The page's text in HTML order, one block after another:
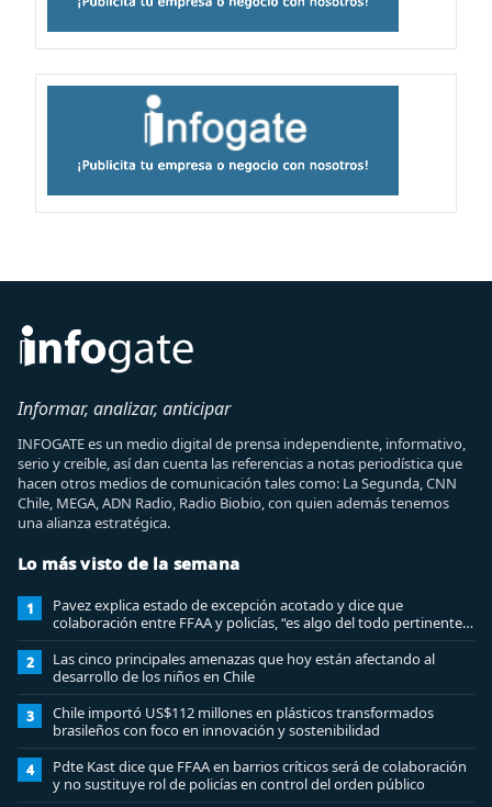
Informar, analizar, anticipar
INFOGATE es un medio digital de prensa independiente, informativo,
serio y creíble, así dan cuenta las referencias a notas periodística que
hacen otros medios de comunicación tales como: La Segunda, CNN
Chile, MEGA, ADN Radio, Radio Biobio, con quien además tenemos
una alianza estratégica.
Lo más visto de la semana
1
Pavez explica estado de excepción acotado y dice que
colaboración entre FFAA y policías, “es algo del todo pertinente
analizar”
2
Las cinco principales amenazas que hoy están afectando al
desarrollo de los niños en Chile
3
Chile importó US$112 millones en plásticos transformados
brasileños con foco en innovación y sostenibilidad
4
Pdte Kast dice que FFAA en barrios críticos será de colaboración
y no sustituye rol de policías en control del orden público